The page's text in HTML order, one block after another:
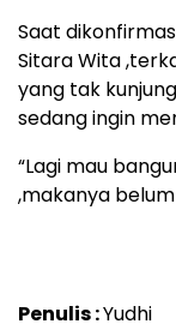
Saat
Sitara Wita
yang tak
sedang ingin
“Lagi mau
,makanya
Penulis :Yudhi